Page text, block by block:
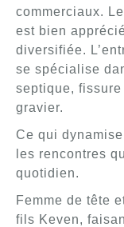
commerciaux.
est bien
diversifiée.
se spécialise
septique,
gravier.
Ce qui
les rencontres
quotidien.
Femme de tête
fils Keven,